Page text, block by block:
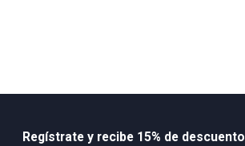
Regístrate y recibe 15% de descuento